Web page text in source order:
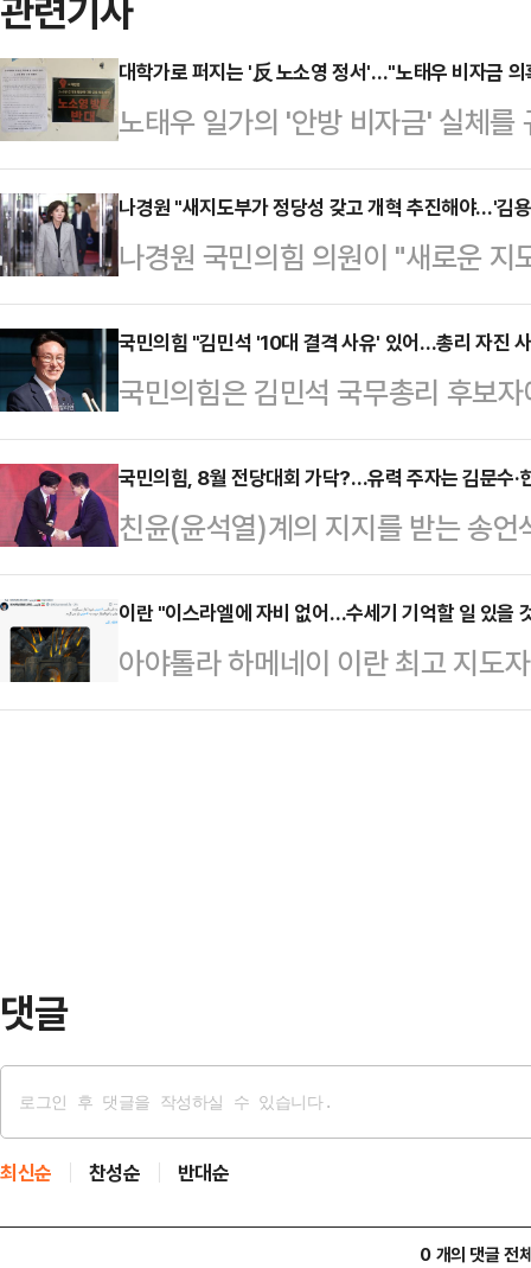
대학가로 퍼지는 '反 노소영 정서'…"노태우 비자금 의
노태우 일가의 '안방 비자금' 실체
가운데, 노소영 아트센터 나비 관장
다.18일 관련 업계에 따르면 경기
청행사가 갑작스럽게 취소됐다. 노
을 예정이었으나 노 관장이 직전에
로는 노 관장의 건강상 이유였지만,
가 예정돼 있는 등 학생들의 반발이
다.실제 지난주 '노소영…
나경원 "새지도부가 정당성 갖고 개혁 추진해야…'김
나경원 국민의힘 의원이 "새로운
한다"며 신속한 전당대회 개최를
원내대표와 중진의원들과의 회동
다"며 "전당대회를 통해 새 지도부
아 개혁하는 것이 바람직하다 말씀
화가 바뀐 것 같다. 오늘 있기까지
당성이 계속 흔들리고 있었다"며 "
이 오늘의 당을 만…
국민의힘 "김민석 '10대 결격 사유' 있어…총리 자진
국민의힘은 김민석 국무총리 후보
퇴를 촉구했다.국무총리 후보자 임
의힘 소속 배준영(간사)·김희정·곽
여의도 국회에서 기자회견을 열고
사청문회를 통해 이재명 정부의 국
본연의 업무에만 집중하고자 노력
연 자격을 갖췄는지 검증할 의무를
과정에 전혀 협조할 생…
국민의힘, 8월 전당대회 가닥?…유력 주자는 김문수·
친윤(윤석열)계의 지지를 받는 송
대회가 이르면 8월 열릴 것으로 전
지 귀추가 주목된다. 전당대회 구도
되는 가운데, 김문수 전 고용노동부
실린다. 한동훈 전 대표의 재등판
이란 "이스라엘에 자비 없어…수세기 기억할 일 있을
아야톨라 하메네이 이란 최고 지도
겠다고 밝혔다.AP통신에 따르면
댓글
최신순 찬성순 반대순
0 개의 댓글 전